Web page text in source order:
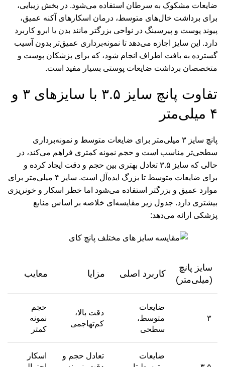
ضایعات مشکوک به سرطان استفاده می‌شود. در بخش زیبایی،
برای برداشت خال‌های متوسط، درمان اسکارهای آکنه عمیق،
پیوند پوست و پیرسینگ در نواحی بزرگتر مانند بدن یا ابرو کاربرد
دارد. این سایز اجازه می‌دهد تا نمونه‌برداری عمیق‌تر بدون آسیب
گسترده به بافت اطراف انجام شود، که برای پزشکان پوست و
متخصصان برداشت ضایعات پوستی بسیار مفید است.
تفاوت پانچ سایز ۳.۵ با سایزهای ۳ و
۴ میلی‌متر
پانچ سایز ۳ میلی‌متر برای ضایعات متوسط و نمونه‌برداری
سطحی‌تر مناسب است و حجم نمونه کمتری فراهم می‌کند، در
حالی که سایز ۳.۵ تعادل بهتری بین حجم و دقت ایجاد کرده و
برای ضایعات متوسط تا بزرگ ایده‌آل است. سایز ۴ میلی‌متر برای
موارد عمیق و بزرگتر استفاده می‌شود اما خطر اسکار و خونریزی
بیشتری دارد. جدول زیر مقایسه‌ای خلاصه بر اساس منابع
پزشکی ارائه می‌دهد:
سایز پانچ
(میلی‌متر)
کاربرد اصلی مزایا معایب
۳
ضایعات
متوسط،
سطحی
دقت بالا،
کم‌تهاجمی
حجم
نمونه
کمتر
ضایعات
تعادل حجم و
اسکار